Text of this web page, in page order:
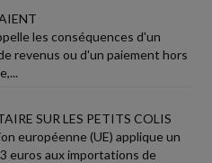
les conséquences d'un
revenus ou d'un paiement hors
SUR LES PETITS COLIS
européenne (UE) applique un
euros aux importations de